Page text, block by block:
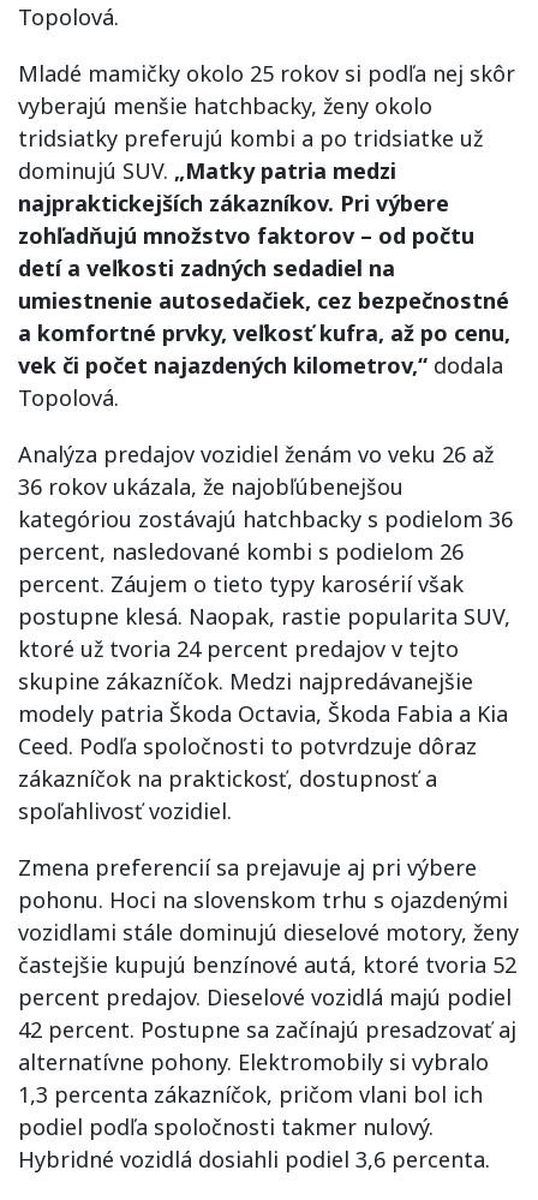
Topolová.
Mladé mamičky okolo 25 rokov si podľa nej skôr
vyberajú menšie hatchbacky, ženy okolo
tridsiatky preferujú kombi a po tridsiatke už
dominujú SUV. „Matky patria medzi
najpraktickejších zákazníkov. Pri výbere
zohľadňujú množstvo faktorov – od počtu
detí a veľkosti zadných sedadiel na
umiestnenie autosedačiek, cez bezpečnostné
a komfortné prvky, veľkosť kufra, až po cenu,
vek či počet najazdených kilometrov,“ dodala
Topolová.
Analýza predajov vozidiel ženám vo veku 26 až
36 rokov ukázala, že najobľúbenejšou
kategóriou zostávajú hatchbacky s podielom 36
percent, nasledované kombi s podielom 26
percent. Záujem o tieto typy karosérií však
postupne klesá. Naopak, rastie popularita SUV,
ktoré už tvoria 24 percent predajov v tejto
skupine zákazníčok. Medzi najpredávanejšie
modely patria Škoda Octavia, Škoda Fabia a Kia
Ceed. Podľa spoločnosti to potvrdzuje dôraz
zákazníčok na praktickosť, dostupnosť a
spoľahlivosť vozidiel.
Zmena preferencií sa prejavuje aj pri výbere
pohonu. Hoci na slovenskom trhu s ojazdenými
vozidlami stále dominujú dieselové motory, ženy
častejšie kupujú benzínové autá, ktoré tvoria 52
percent predajov. Dieselové vozidlá majú podiel
42 percent. Postupne sa začínajú presadzovať aj
alternatívne pohony. Elektromobily si vybralo
1,3 percenta zákazníčok, pričom vlani bol ich
podiel podľa spoločnosti takmer nulový.
Hybridné vozidlá dosiahli podiel 3,6 percenta.